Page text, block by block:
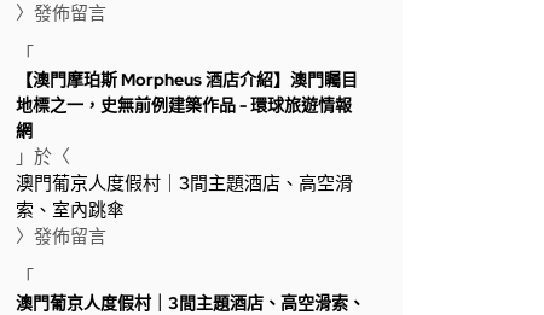
〉發佈留言
「
【澳門摩珀斯 Morpheus 酒店介紹】澳門矚目
地標之一，史無前例建築作品 - 環球旅遊情報
網
」於〈
澳門葡京人度假村｜3間主題酒店、高空滑
索、室內跳傘
〉發佈留言
「
澳門葡京人度假村｜3間主題酒店、高空滑索、